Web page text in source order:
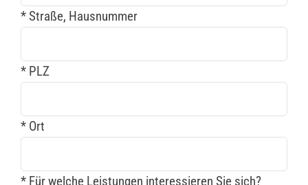
* Straße, Hausnummer
* PLZ
* Ort
* Für welche Leistungen interessieren Sie sich?